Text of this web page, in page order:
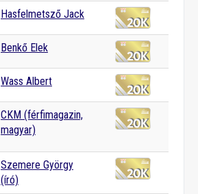
Hasfelmetsző Jack
Benkő Elek
Wass Albert
CKM (férfimagazin,
magyar)
Szemere György
(író)